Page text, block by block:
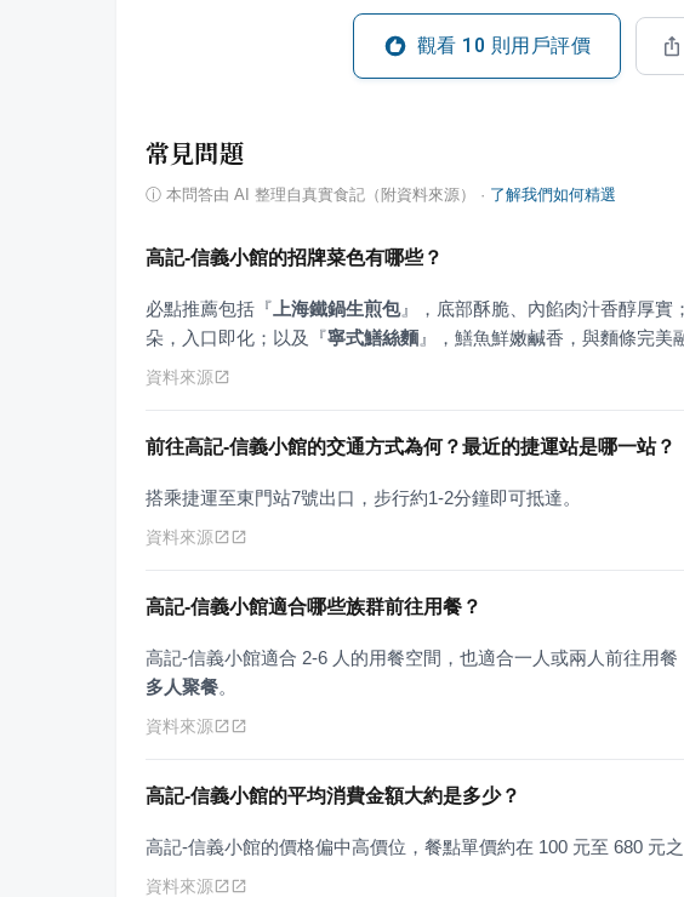
觀看 10 則用戶評價
常見問題
ⓘ 本問答由 AI 整理自真實食記（附資料來源） · 了解我們如何精選
高記-信義小館的招牌菜色有哪些？
必點推薦包括 『 上海鐵鍋生煎包』 ，底部酥脆、內餡肉汁香醇厚實；
朵，入口即化；以及
『寧式鱔絲麵 』 ，鱔魚鮮嫩鹹香，與麵條完美
資料來源
前往高記-信義小館的交通方式為何？最近的捷運站是哪一站？
搭乘捷運至東門站7號出口，步行約1-2分鐘即可抵達。
資料來源
高記-信義小館適合哪些族群前往用餐？
高記-信義小館適合 2-6 人的用餐空間，也適合一人或兩人前往用
多人聚餐。
資料來源
高記-信義小館的平均消費金額大約是多少？
高記-信義小館的價格偏中高價位，餐點單價約在 100 元至 680 元之
資料來源